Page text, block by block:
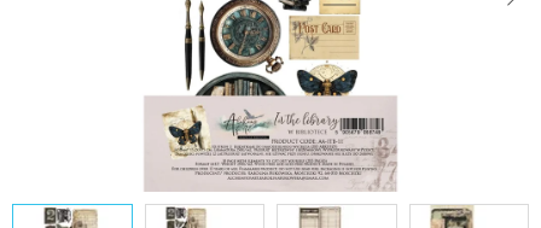
Moje objednávka
Oblíbené ♥️
Hodnocení obchodu
Obchodní podmínky
Podmínky ochrany osobních údajů
Ověřování recenzí